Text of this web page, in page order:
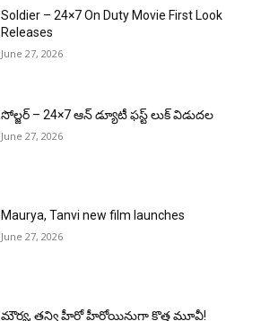
Soldier – 24×7 On Duty Movie First Look
Releases
June 27, 2026
సోల్జర్ – 24×7 ఆన్ డ్యూటీ ఫస్ట్ లుక్ విడుదల
June 27, 2026
Maurya, Tanvi new film launches
June 27, 2026
మౌర్య‌, త‌న్వి హీరో హీరోయిన్లుగా కొత్త మూవీ!